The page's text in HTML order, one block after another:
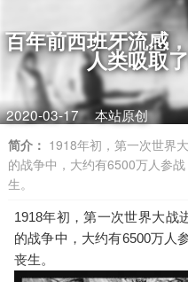
百年前西班牙流感
人类吸取
2020-03-17 本站原创
简介： 1918年初，第一次世界
的战争中，大约有6500万人参
生。
1918年初，第一次世界大战
的战争中，大约有6500万人
丧生。